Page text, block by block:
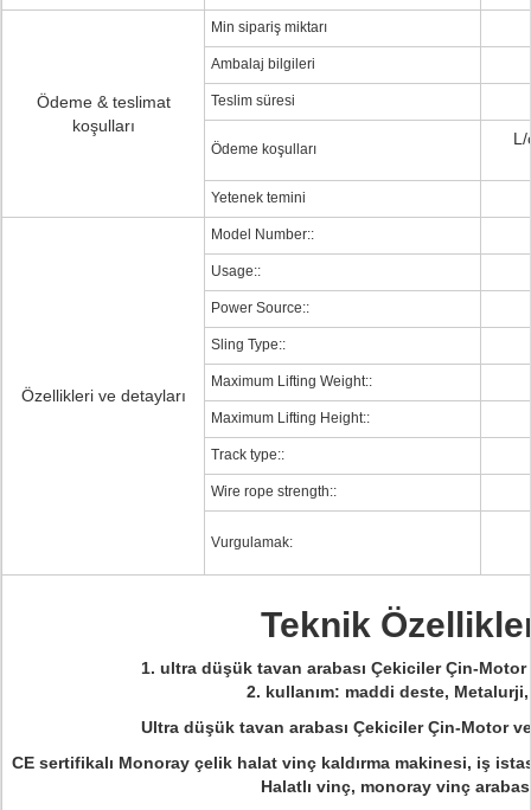
Ödeme & teslimat
koşulları
Min sipariş miktarı
Ambalaj bilgileri
Teslim süresi
Ödeme koşulları
Yetenek temini
Özellikleri ve detayları
Model Number::
Usage::
Power Source::
Sling Type::
Maximum Lifting Weight::
Maximum Lifting Height::
Track type::
Wire rope strength::
Vurgulamak:
Teknik
1. ultra düşük tavan arabası Çekiciler Çin-
2. kullanım: maddi deste,
Ultra düşük tavan arabası Çekiciler Çin-Motor
CE sertifikalı Monoray çelik halat vinç kaldırma makinesi, iş
Halatlı vinç, monoray vinç